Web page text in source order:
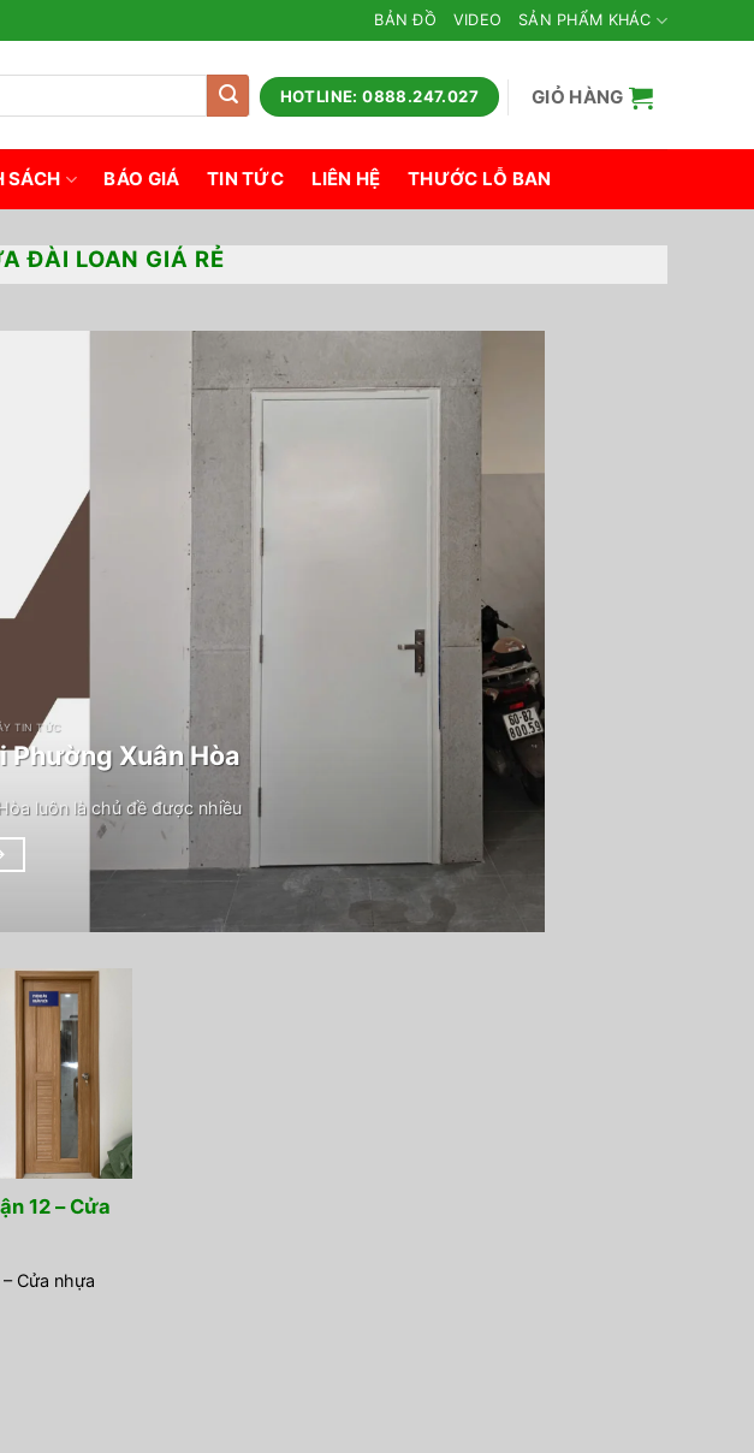
BẢN ĐỒ VIDEO SẢN PHẨM KHÁC
HOTLINE: 0888.247.027 GIỎ HÀNG
SÁCH BÁO GIÁ TIN TỨC LIÊN HỆ THƯỚC LỖ BAN
ĐÀI LOAN GIÁ RẺ
TIN TỨC
Xuân Hòa
luôn là chủ đề được nhiều
12 – Cửa
Cửa nhựa